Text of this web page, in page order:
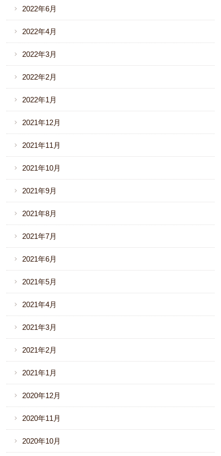
2022年6月
2022年4月
2022年3月
2022年2月
2022年1月
2021年12月
2021年11月
2021年10月
2021年9月
2021年8月
2021年7月
2021年6月
2021年5月
2021年4月
2021年3月
2021年2月
2021年1月
2020年12月
2020年11月
2020年10月